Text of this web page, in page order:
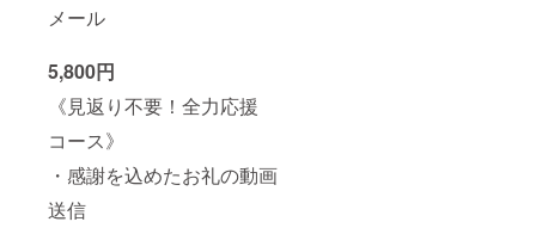
メール
5,800円
《見返り不要！全力応援
コース》
・感謝を込めたお礼の動画
送信